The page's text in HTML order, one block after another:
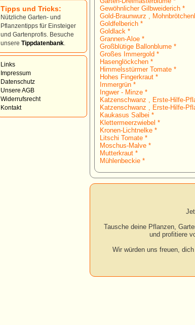
Tipps und Tricks:
Nützliche Garten- und
Pflanzentipps für Einsteiger
und Gartenprofis. Besuche
unsere Tippdatenbank
Links
Impressum
Datenschutz
Unsere AGB
Widerrufsrecht
Kontakt
Gewöhnlicher Gilbweiderich *
Gold-Braunwurz ,
Goldfelberich *
Goldlack *
Grannen-Aloe *
Großblütige Ballonblume *
Großes Immergold *
Hasenglöckchen *
Himmelsstürmer Tomate *
Hohes Fingerkraut *
Immergrün *
Ingwer - Minze *
Katzenschwanz , Erste-Hilfe-
Katzenschwanz , Erste-Hilfe-
Kaukasus Salbei *
Klettermeerzwiebel *
Kronen-Lichtnelke *
Litschi Tomate *
Moschus-Malve *
Mutterkraut *
Mühlenbeckie *
Tausche deine Pflanzen,
und profitiere
Wir würden uns freuen,